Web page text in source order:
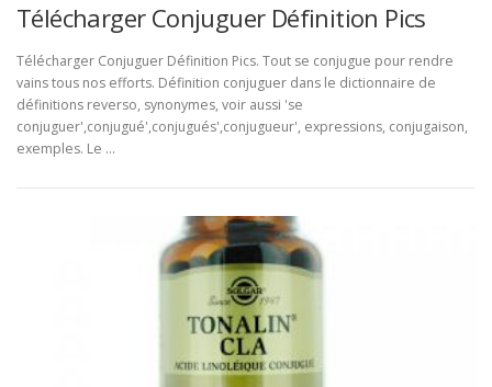
Télécharger Conjuguer Définition Pics
Télécharger Conjuguer Définition Pics. Tout se conjugue pour rendre
vains tous nos efforts. Définition conjuguer dans le dictionnaire de
définitions reverso, synonymes, voir aussi 'se
conjuguer',conjugué',conjugués',conjugueur', expressions, conjugaison,
exemples. Le …